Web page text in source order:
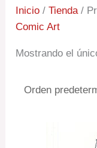
Inicio /Tienda /
Comic Art
Mostrando el